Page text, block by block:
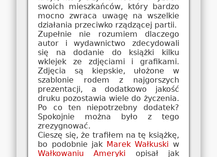
swoich mieszkańców, który bardzo
mocno zwraca uwagę na wszelkie
działania przeciwko rządzącej partii.
Zupełnie nie rozumiem dlaczego
autor i wydawnictwo zdecydowali
się na dodanie do książki kilku
wklejek ze zdjęciami i grafikami.
Zdjęcia są kiepskie, ułożone w
szablonie rodem z najgorszych
prezentacji, a dodatkowo jakość
druku pozostawia wiele do życzenia.
Po co ten niepotrzebny dodatek?
Spokojnie można było z tego
zrezygnować.
Cieszę się, że trafiłem na tę książkę,
bo podobnie jak Marek Wałkuski w
Wałkowaniu Ameryki opisał jak